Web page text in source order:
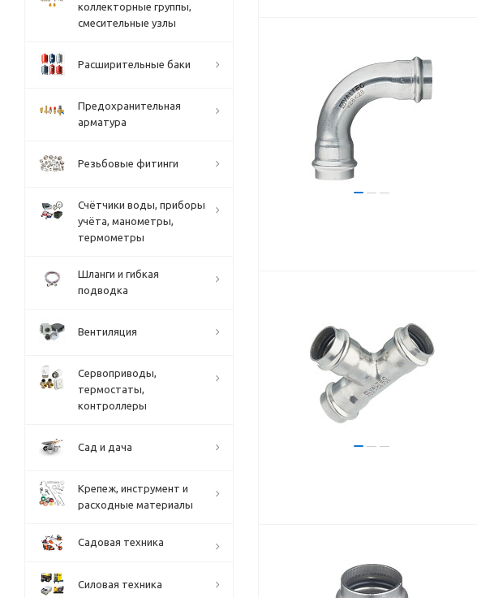
коллекторные группы,
смесительные узлы
Расширительные баки
Предохранительная
арматура
Резьбовые фитинги
Счётчики воды, приборы
учёта, манометры,
термометры
Шланги и гибкая
подводка
Вентиляция
Сервоприводы,
термостаты,
контроллеры
Сад и дача
Крепеж, инструмент и
расходные материалы
Садовая техника
Силовая техника